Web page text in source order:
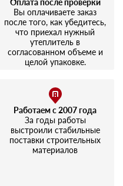
повреждений.
Оплата после проверки
Вы оплачиваете заказ
после того, как убедитесь,
что приехал нужный
утеплитель в
согласованном объеме и
целой упаковке.
Работаем с 2007 года
За годы работы
выстроили стабильные
поставки строительных
материалов